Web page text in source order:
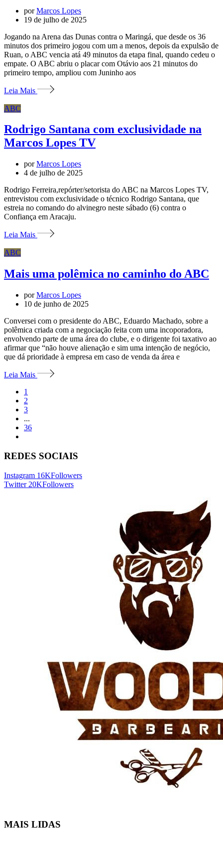
porMarcos Lopes
19 de julho de 2025
Jogando na Arena das Dunas contra o Maringá, que desde os 36
minutos dos primeiro jogou com um a menos, depois da expulsão de
Ruan, o ABC vencia atá 49 minutos da etapa final, quando cedeu o
empate. O ABC abriu o placar com Otávio aos 21 minutos do
primeiro tempo, ampliou com Juninho aos
Leia Mais
ABC
Rodrigo Santana com exclusividade na
Marcos Lopes TV
porMarcos Lopes
4 de julho de 2025
Rodrigo Ferreira,repórter/setorista do ABC na Marcos Lopes TV,
entrevistou com exclusividade o técnico Rodrigo Santana, que
estreia no comando do alvinegro neste sábado (6) contra o
Confiança em Aracaju.
Leia Mais
ABC
Mais uma polêmica no caminho do ABC
porMarcos Lopes
10 de junho de 2025
Conversei com o presidente do ABC, Eduardo Machado, sobre a
polêmica criada com a negociação feita com uma incoporadora,
envolvendo parte de uma área do clube, e o dirigente foi taxativo ao
afirmar que “não houve alienação e sim uma intenção de negócio,
que dá prioridade à empresa em caso de venda da área e
Leia Mais
1
2
3
...
36
REDES SOCIAIS
Instagram 16KFollowers
Twitter 20KFollowers
MAIS LIDAS